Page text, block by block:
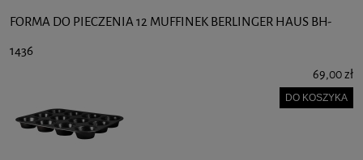
FORMA DO PIECZENIA 12 MUFFINEK BERLINGER HAUS BH-
1436
69,00 zł
DO KOSZYKA